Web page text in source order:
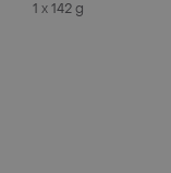
1 x 142 g